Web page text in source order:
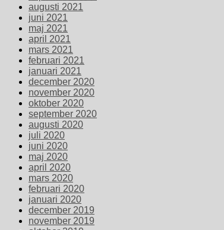
augusti 2021
juni 2021
maj 2021
april 2021
mars 2021
februari 2021
januari 2021
december 2020
november 2020
oktober 2020
september 2020
augusti 2020
juli 2020
juni 2020
maj 2020
april 2020
mars 2020
februari 2020
januari 2020
december 2019
november 2019